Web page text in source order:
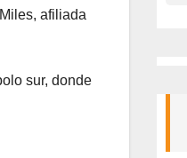
afiliada
sur, donde